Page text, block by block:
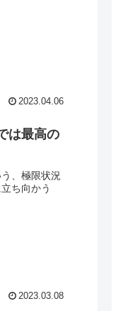
2023.04.06
は最高の
、極限状況
ち向かう
2023.03.08